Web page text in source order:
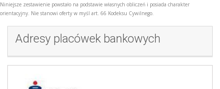
Niniejsze zestawienie powstało na podstawie własnych obliczeń i posiada charakter
orientacyjny. Nie stanowi oferty w myśl art. 66 Kodeksu Cywilnego.
Adresy placówek bankowych